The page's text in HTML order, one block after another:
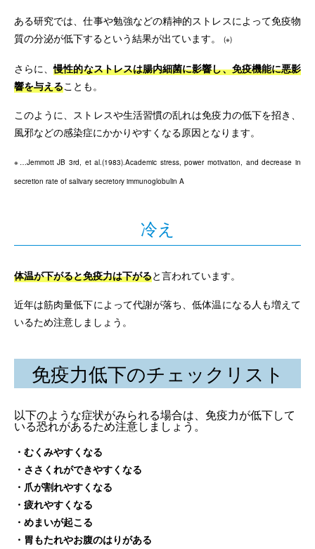
ある研究では、仕事や勉強などの精神的ストレスによって免疫物
質の分泌が低下するという結果が出ています。
(※)
さらに、慢性的なストレスは腸内細菌に影響し、免疫機能に悪影
響を与えることも。
このように、ストレスや生活習慣の乱れは免疫力の低下を招き、
風邪などの感染症にかかりやすくなる原因となります。
※…Jemmott JB 3rd, et al.(1983).Academic stress, power motivation, and decrease in
secretion rate of salivary secretory immunoglobulin A
冷え
体温が下がると免疫力は下がると言われています。
近年は筋肉量低下によって代謝が落ち、低体温になる人も増えて
いるため注意しましょう。
免疫力低下のチェックリスト
以下のような症状がみられる場合は、免疫力が低下して
いる恐れがあるため注意しましょう。
・むくみやすくなる
・ささくれができやすくなる
・爪が割れやすくなる
・疲れやすくなる
・めまいが起こる
・胃もたれやお腹のはりがある